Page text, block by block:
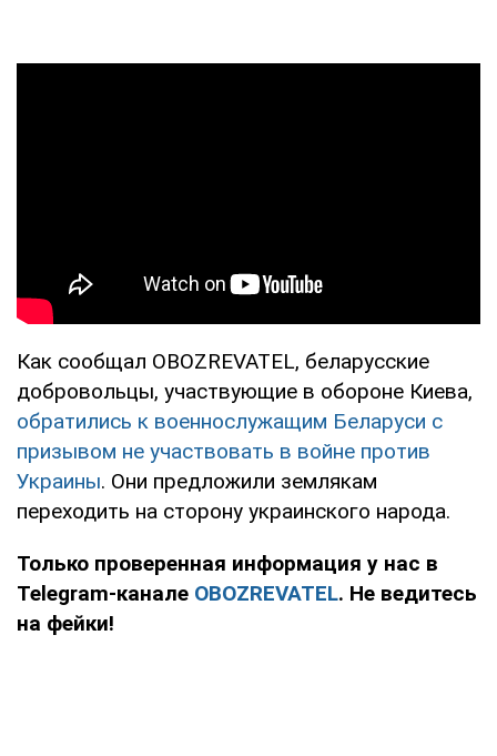
Как сообщал OBOZREVATEL, беларусские
добровольцы, участвующие в обороне Киева,
обратились к военнослужащим Беларуси с
призывом не участвовать в войне против
Украины. Они предложили землякам
переходить на сторону украинского народа.
Только проверенная информация у нас в
Telegram-канале OBOZREVATEL. Не ведитесь
на фейки!